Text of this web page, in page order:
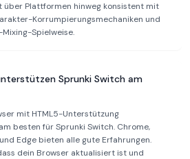
über Plattformen hinweg konsistent mit
Korrumpierungsmechaniken und
Spielweise.
Sprunki Switch am
mit HTML5-Unterstützung
besten für Sprunki Switch. Chrome,
Edge bieten alle gute Erfahrungen.
dein Browser aktualisiert ist und